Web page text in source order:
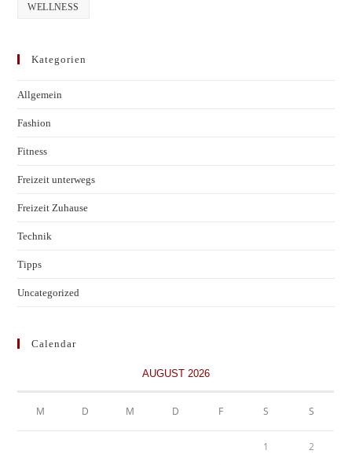
WELLNESS
Kategorien
Allgemein
Fashion
Fitness
Freizeit unterwegs
Freizeit Zuhause
Technik
Tipps
Uncategorized
Calendar
AUGUST 2026
M D M D F S S
1 2